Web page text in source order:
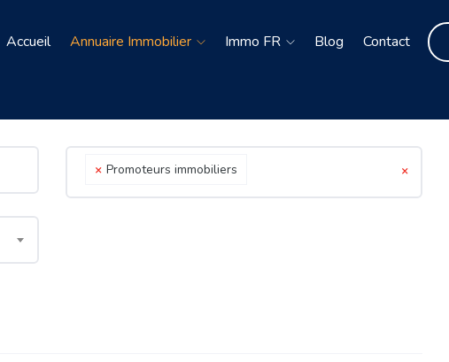
Accueil Annuaire Immobilier Immo FR Blog Contact
×
× Promoteurs immobiliers